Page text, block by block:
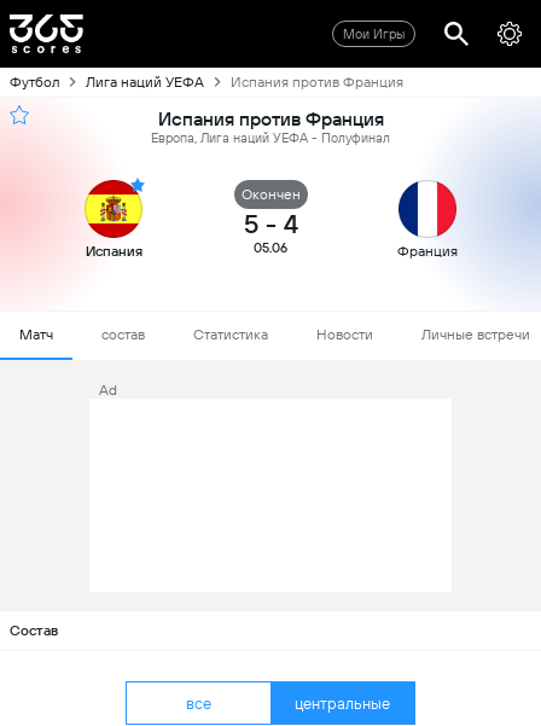
Мои Игры
Футбол Лига наций УЕФА Испания против Франция
Испания против Франция
Европа, Лига наций УЕФА - Полуфинал
Испания
Oкончен
5 - 4
05.06 Франция
Матч состав Статистика Новости Личные встречи
Ad
Состав
все центральные